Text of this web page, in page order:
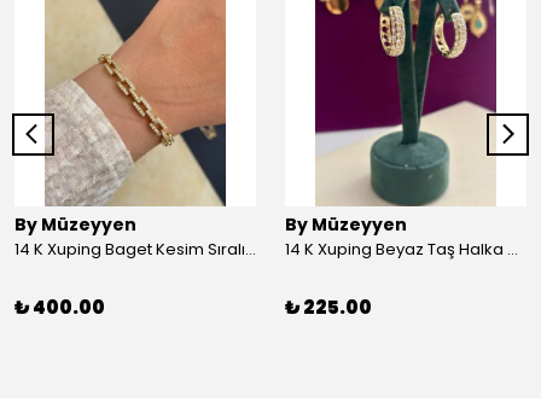
By Müzeyyen
14 K Xuping Baget Kesim Sıralı Bileklik
₺ 400.00
By Müzeyyen
14 K Xuping Beyaz Taş Halka Küpe
₺ 225.00